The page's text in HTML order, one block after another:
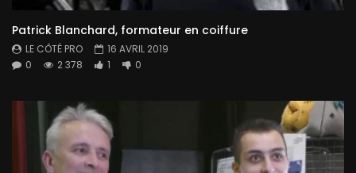
Patrick Blanchard, formateur en coiffure
LE CÔTÉ PRO
16 AVRIL 2019
0
2 378 1 0